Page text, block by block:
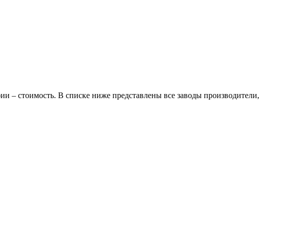
– стоимость. В списке ниже представлены все заводы производители,